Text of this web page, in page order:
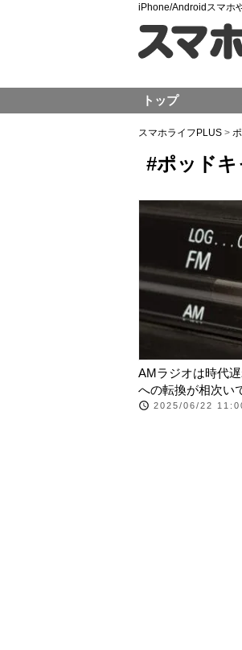
iPhone/Androidスマホ
スマホライフPLUS >
#ポッド
AMラジオは時代
への転換が相次い
2025/06/22
トップ